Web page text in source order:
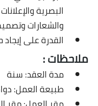
البصرية
والشعارات
القدرة على إيجاد
ملاحظات :
مدة العقد: سنة
طبيعة العمل: